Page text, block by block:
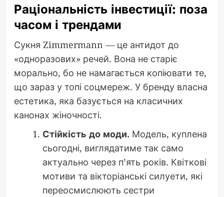
Раціональність інвестиції: поза
часом і трендами
Сукня Zimmermann — це антидот до
«одноразових» речей. Вона не старіє
морально, бо не намагається копіювати те,
що зараз у топі соцмереж. У бренду власна
естетика, яка базується на класичних
канонах жіночності.
Стійкість до моди. Модель, куплена
сьогодні, виглядатиме так само
актуально через п’ять років. Квіткові
мотиви та вікторіанські силуети, які
переосмислюють сестри